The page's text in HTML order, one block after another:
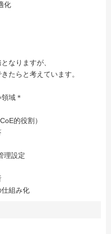
化
なりますが、
たらと考えています。
域＊
的役割）
理設定
仕組み化